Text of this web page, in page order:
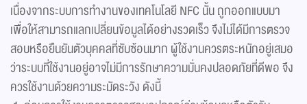
เนื่องจากระบบการทำงานของเทคโนโลยี NFC นั้น ถูกออกแบบมา
เพื่อให้สามารถแลกเปลี่ยนข้อมูลได้อย่างรวดเร็ว จึงไม่ได้มีการตรวจ
สอบหรือยืนยันตัวบุคคลที่ซับซ้อนมาก ผู้ใช้งานควรตระหนักอยู่เสมอ
ว่าระบบที่ใช้งานอยู่อาจไม่มีการรักษาความมั่นคงปลอดภัยที่ดีพอ จึง
ควรใช้งานด้วยความระมัดระวัง ดังนี้